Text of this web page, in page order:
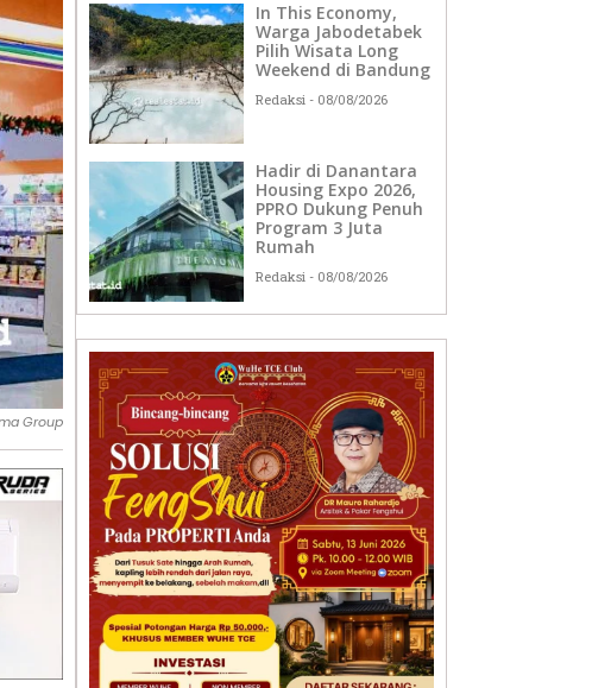
Group
In This Economy,
Warga Jabodetabek
Pilih Wisata Long
Weekend di Bandung
Redaksi 08/08/2026
Hadir di Danantara
Housing Expo 2026,
PPRO Dukung Penuh
Program 3 Juta
Rumah
Redaksi 08/08/2026